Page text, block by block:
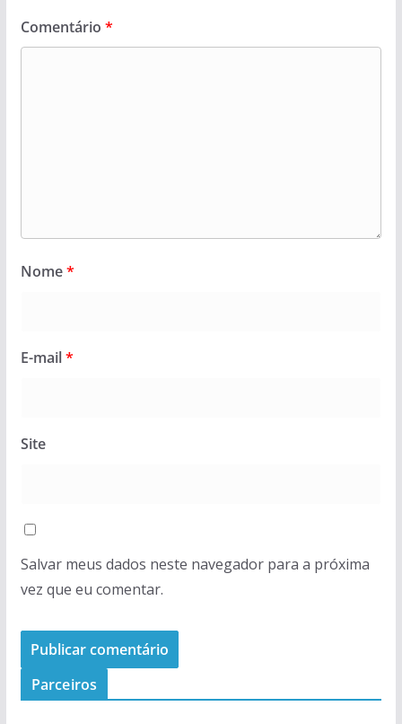
Comentário *
Nome*
E-mail*
Site
Salvar meus dados neste navegador para a próxima
vez que eu comentar.
Parceiros